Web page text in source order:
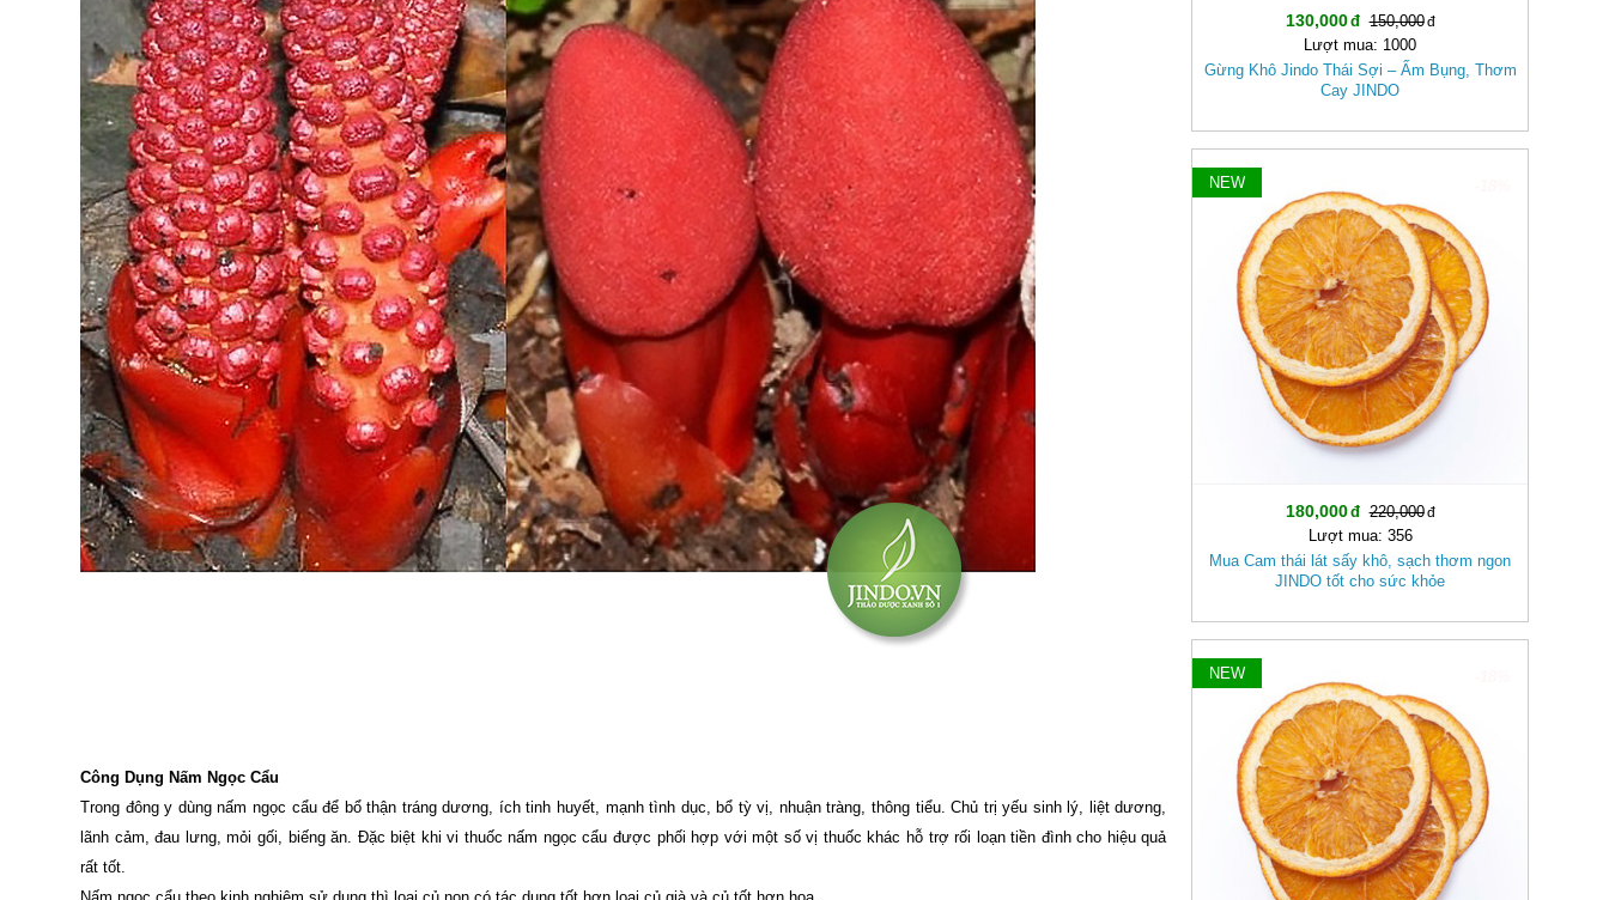
Công Dụng Nấm Ngọc Cẩu
Trong đông y dùng nấm ngọc cẩu để bổ thận tráng dương, ích tinh huyết, mạnh tình dục, bổ tỳ vị, nhuận tràng, thông tiểu. Chủ trị yếu sinh lý, liệt dương,
lãnh cảm, đau lưng, mỏi gối, biếng ăn. Đặc biệt khi vi thuốc nấm ngọc cẩu được phối hợp với một số vị thuốc khác hỗ trợ rối loạn tiền đình cho hiệu quả
rất tốt.
130,000
150,000
Lượt mua: 1000
Gừng Khô Jindo Thái Sợi – Ấm Bụng, Thơm
Cay JINDO
NEW
180,000
220,000
Lượt mua: 356
Mua Cam thái lát sấy khô, sạch thơm ngon
JINDO tốt cho sức khỏe
NEW